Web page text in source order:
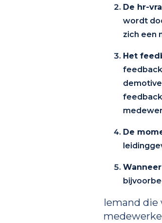
De hr-
wordt
zich een
Het
De
Iemand die